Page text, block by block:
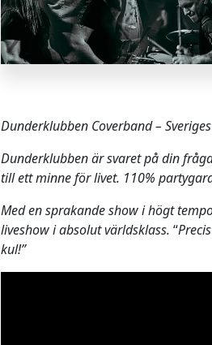
Dunderklubben Coverband –
Dunderklubben är svaret på din
till ett minne för livet. 110%
Med en sprakande show i högt
liveshow i absolut världsklass. “
kul!”